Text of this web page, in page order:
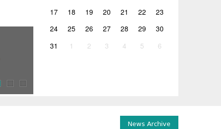
17
18 19 20 21 22
23
24
25 26 27 28 29
30
31
1 2 3 4 5 6
News Archive